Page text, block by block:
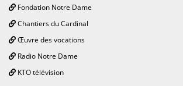
Fondation Notre Dame
Chantiers du Cardinal
Œuvre des vocations
Radio Notre Dame
KTO télévision